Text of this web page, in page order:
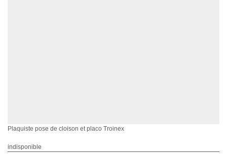
Plaquiste pose de cloison et placo Troinex
indisponible